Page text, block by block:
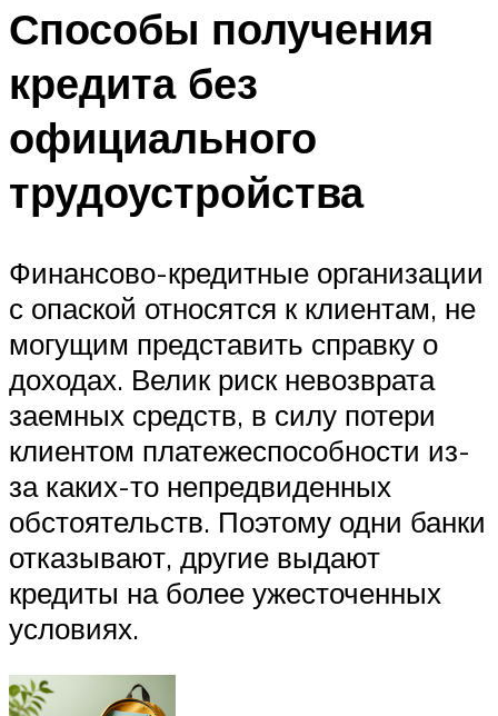
Способы получения
кредита без
официального
трудоустройства
Финансово-кредитные организации
с опаской относятся к клиентам, не
могущим представить справку о
доходах. Велик риск невозврата
заемных средств, в силу потери
клиентом платежеспособности из-
за каких-то непредвиденных
обстоятельств. Поэтому одни банки
отказывают, другие выдают
кредиты на более ужесточенных
условиях.